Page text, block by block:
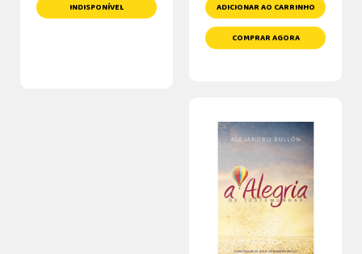
INDISPONÍVEL ADICIONAR AO CARRINHO
COMPRAR AGORA